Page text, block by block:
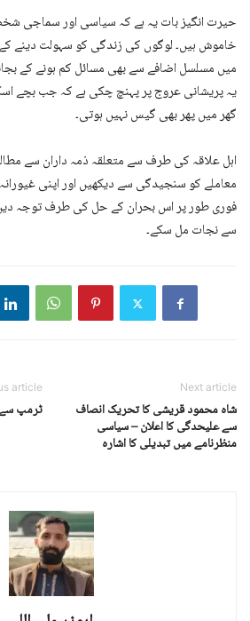
حیرت انگیز بات یہ ہے کہ سیاسی اور سماجی
خاموش ہیں۔ لوگوں کی زندگی کو سہولت دینے
میں مسلسل اضافے سے بھی مسائل کم ہونے کے
یہ پریشانی عروج پر پہنچ چکی ہے کہ جب بچے
گھر میں پھر بھی گیس نہیں ہوتی۔
اہل علاقہ کی طرف سے متعلقہ ذمہ داران سے
معاملے کو سنجیدگی سے دیکھیں اور اپنی
فوری طور پر اس بحران کے حل کی طرف توجہ
سے نجات مل سکے۔
article
ٹرمپ سے
Next article
شاہ محمود قریشی کا تحریک انصاف
سے علیحدگی کا اعلان – سیاسی
منظرنامے میں تبدیلی کا اشارہ